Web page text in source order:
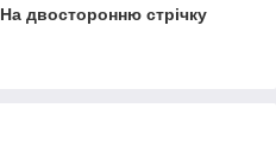
На двосторонню стрічку